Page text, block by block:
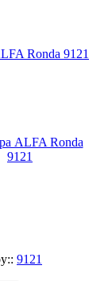
Ronda 9121
9121